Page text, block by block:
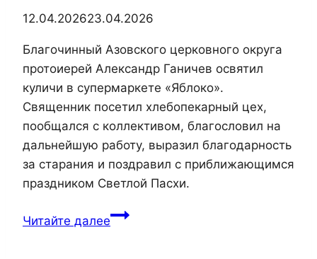
12.04.202623.04.2026
Благочинный Азовского церковного округа
протоиерей Александр Ганичев освятил
куличи в супермаркете «Яблоко».
Священник посетил хлебопекарный цех,
пообщался с коллективом, благословил на
дальнейшую работу, выразил благодарность
за старания и поздравил с приближающимся
праздником Светлой Пасхи.
Читайте далееБлагочинный